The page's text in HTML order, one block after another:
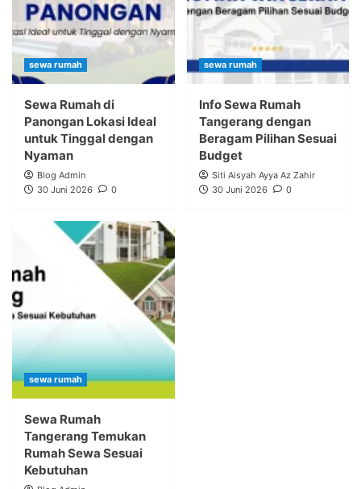
sewa rumah
Sewa Rumah di
Panongan Lokasi Ideal
untuk Tinggal dengan
Nyaman
Blog Admin
30 Juni 2026
0
sewa rumah
Info Sewa Rumah
Tangerang dengan
Beragam Pilihan Sesuai
Budget
Siti Aisyah Ayya Az Zahir
30 Juni 2026
0
sewa rumah
Sewa Rumah
Tangerang Temukan
Rumah Sewa Sesuai
Kebutuhan